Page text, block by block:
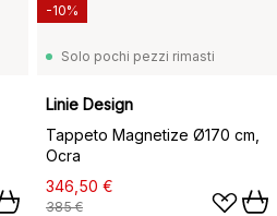
Solo pochi pezzi rimasti
Linie Design
Tappeto Magnetize Ø170 cm,
Ocra
346,50 €
385 €
-10%